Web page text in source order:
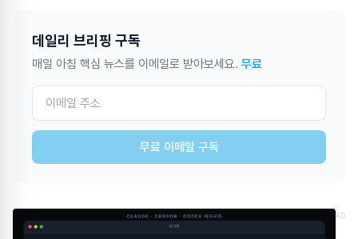
데일리 브리핑 구독
매일 아침 핵심 뉴스를 이메일로 받아보세요. 무료
무료 이메일 구독
AD